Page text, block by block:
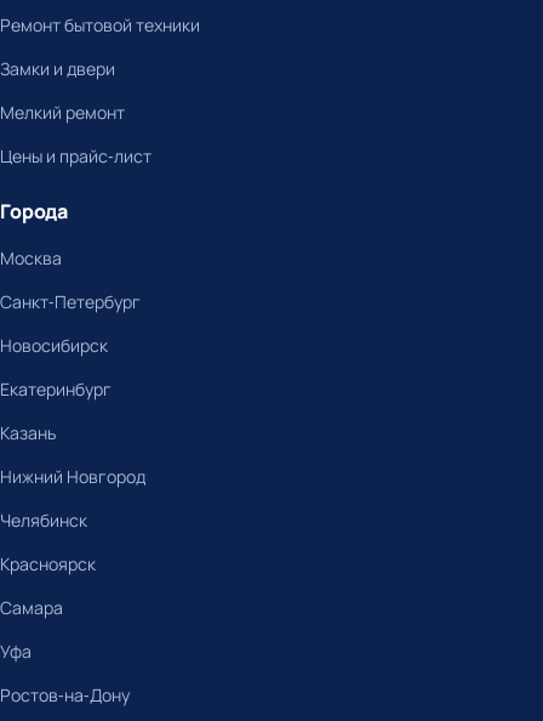
Ремонт бытовой техники
Замки и двери
Мелкий ремонт
Цены и прайс-лист
Города
Москва
Санкт-Петербург
Новосибирск
Екатеринбург
Казань
Нижний Новгород
Челябинск
Красноярск
Самара
Уфа
Ростов-на-Дону